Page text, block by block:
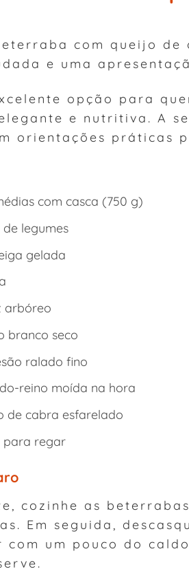
com queijo de
e uma
opção para
e nutritiva. A
orientações práticas
com casca (750 g)
legumes
gelada
arbóreo
branco seco
ralado fino
reino moída na hora
de cabra esfarelado
para regar
cozinhe as
Em seguida,
um pouco do